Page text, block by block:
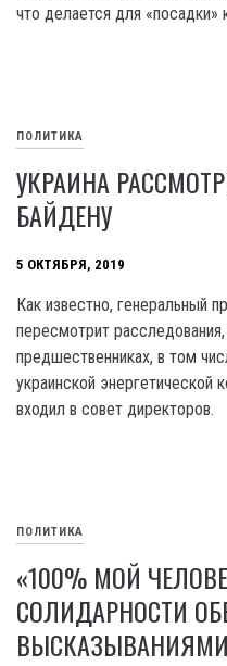
что делается для «посадки»
ПОЛИТИКА
УКРАИНА
БАЙДЕНУ
5 ОКТЯБРЯ, 2019
Как известно, генеральный
пересмотрит
предшественниках, в том
украинской
входил в совет директоров.
ПОЛИТИКА
«100% МОЙ
СОЛИДАРНОСТИ